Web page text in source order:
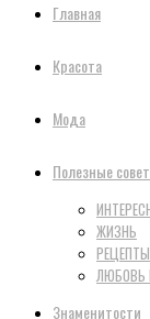
Главная
Красота
Мода
Полезные
ЖИЗНЬ
РЕЦЕПТЫ
ЛЮБОВЬ
Знаменитости